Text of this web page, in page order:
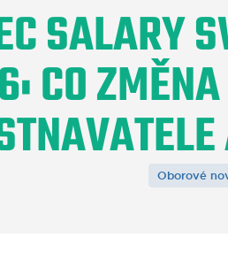
SALARY
CO
Oborové